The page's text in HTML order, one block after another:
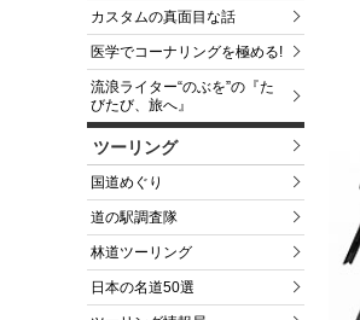
カスタムの真面目な話
医学でコーナリングを極める!
流浪ライター“のぶを”の『た
びたび、旅へ』
ツーリング
国道めぐり
道の駅調査隊
林道ツーリング
日本の名道50選